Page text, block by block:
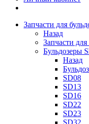
Запчасти для
Назад
Запчасти для
Бульдозеры
Назад
SD08
SD13
SD16
SD22
SD23
SD32